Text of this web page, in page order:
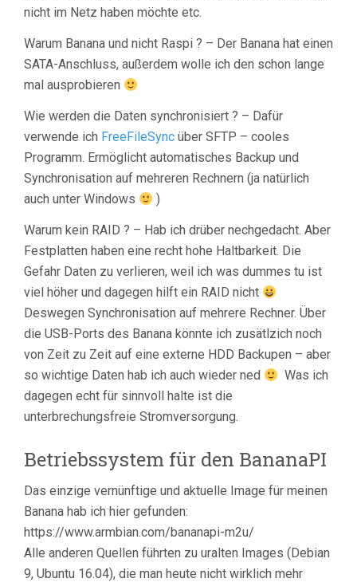
nicht im Netz haben möchte etc.
Warum Banana und nicht Raspi ? – Der Banana hat einen
SATA-Anschluss, außerdem wolle ich den schon lange
mal ausprobieren
Wie werden die Daten synchronisiert ? – Dafür
verwende ich FreeFileSync über SFTP – cooles
Programm. Ermöglicht automatisches Backup und
Synchronisation auf mehreren Rechnern (ja natürlich
auch unter Windows
)
Warum kein RAID ? – Hab ich drüber nechgedacht. Aber
Festplatten haben eine recht hohe Haltbarkeit. Die
Gefahr Daten zu verlieren, weil ich was dummes tu ist
viel höher und dagegen hilft ein RAID nicht
Deswegen Synchronisation auf mehrere Rechner. Über
die USB-Ports des Banana könnte ich zusätlzich noch
von Zeit zu Zeit auf eine externe HDD Backupen – aber
so wichtige Daten hab ich auch wieder ned
Was ich
dagegen echt für sinnvoll halte ist die
unterbrechungsfreie Stromversorgung.
Betriebssystem für den BananaPI
Das einzige vernünftige und aktuelle Image für meinen
Banana hab ich hier gefunden:
https://www.armbian.com/bananapi-m2u/
Alle anderen Quellen führten zu uralten Images (Debian
9, Ubuntu 16.04), die man heute nicht wirklich mehr